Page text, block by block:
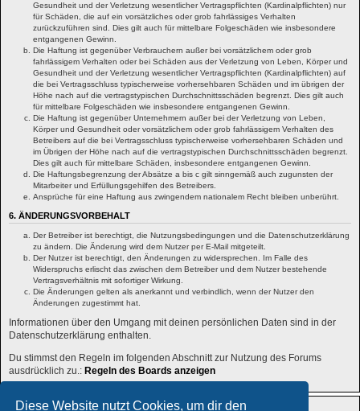
Diese Website nutzt Cookies, um dir den
Gesundheit und der Verletzung wesentlicher Vertragspflichten (Kardinalpflichten) nur
für Schäden, die auf ein vorsätzliches oder grob fahrlässiges Verhalten
zurückzuführen sind. Dies gilt auch für mittelbare Folgeschäden wie insbesondere
entgangenen Gewinn.
Die Haftung ist gegenüber Verbrauchern außer bei vorsätzlichem oder grob
fahrlässigem Verhalten oder bei Schäden aus der Verletzung von Leben, Körper und
Gesundheit und der Verletzung wesentlicher Vertragspflichten (Kardinalpflichten) auf
die bei Vertragsschluss typischerweise vorhersehbaren Schäden und im übrigen der
Höhe nach auf die vertragstypischen Durchschnittsschäden begrenzt. Dies gilt auch
für mittelbare Folgeschäden wie insbesondere entgangenen Gewinn.
Die Haftung ist gegenüber Unternehmern außer bei der Verletzung von Leben,
Körper und Gesundheit oder vorsätzlichem oder grob fahrlässigem Verhalten des
Betreibers auf die bei Vertragsschluss typischerweise vorhersehbaren Schäden und
im Übrigen der Höhe nach auf die vertragstypischen Durchschnittsschäden begrenzt.
Dies gilt auch für mittelbare Schäden, insbesondere entgangenen Gewinn.
Die Haftungsbegrenzung der Absätze a bis c gilt sinngemäß auch zugunsten der
Mitarbeiter und Erfüllungsgehilfen des Betreibers.
Ansprüche für eine Haftung aus zwingendem nationalem Recht bleiben unberührt.
6. ÄNDERUNGSVORBEHALT
Der Betreiber ist berechtigt, die Nutzungsbedingungen und die Datenschutzerklärung
zu ändern. Die Änderung wird dem Nutzer per E-Mail mitgeteilt.
Der Nutzer ist berechtigt, den Änderungen zu widersprechen. Im Falle des
Widerspruchs erlischt das zwischen dem Betreiber und dem Nutzer bestehende
Vertragsverhältnis mit sofortiger Wirkung.
Die Änderungen gelten als anerkannt und verbindlich, wenn der Nutzer den
Änderungen zugestimmt hat.
Informationen über den Umgang mit deinen persönlichen Daten sind in der
Datenschutzerklärung enthalten.
Du stimmst den Regeln im folgenden Abschnitt zur Nutzung des Forums
ausdrücklich zu.: Regeln des Boards anzeigen